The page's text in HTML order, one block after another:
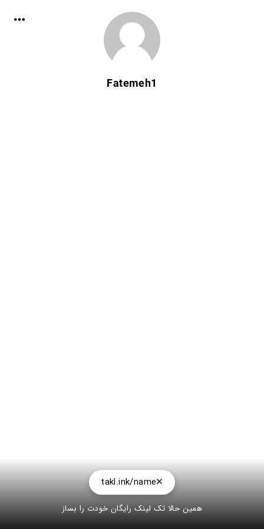
Fatemeh1
takl.ink/name
همین حالا تک لینک رایگان خودت را بساز